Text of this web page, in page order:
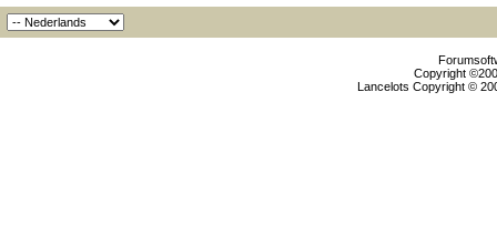
Copyright
Lancelots Copyright ©